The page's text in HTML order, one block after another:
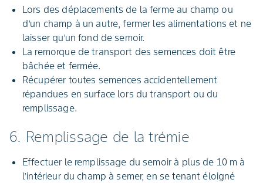
Lors des déplacements de la ferme au champ ou
d’un champ à un autre, fermer les alimentations et ne
laisser qu’un fond de semoir.
La remorque de transport des semences doit être
bâchée et fermée.
Récupérer toutes semences accidentellement
répandues en surface lors du transport ou du
remplissage.
6. Remplissage de la trémie
Effectuer le remplissage du semoir à plus de 10 m à
l’intérieur du champ à semer, en se tenant éloigné